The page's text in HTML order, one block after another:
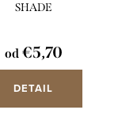
SHADE
od€5,70
DETAIL